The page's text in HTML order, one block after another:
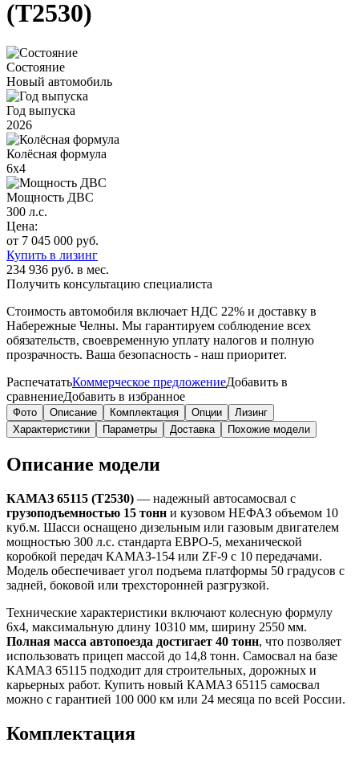
(Т2530)
Состояние
Новый автомобиль
Год выпуска
2026
Колёсная формула
6х4
Мощность ДВС
300 л.с.
Цена:
от 7 045 000 руб.
Купить в лизинг
234 936 руб. в мес.
Получить консультацию специалиста
Стоимость автомобиля включает НДС 22% и доставку в
Набережные Челны. Мы гарантируем соблюдение всех
обязательств, своевременную уплату налогов и полную
прозрачность. Ваша безопасность - наш приоритет.
РаспечататьКоммерческое предложениеДобавить в
сравнениеДобавить в избранное
Фото Описание Комплектация Опции
Лизинг
Характеристики
Параметры Доставка Похожие модели
Описание модели
КАМАЗ 65115 (Т2530) — надежный автосамосвал с
грузоподъемностью 15 тонн и кузовом НЕФАЗ объемом 10
куб.м. Шасси оснащено дизельным или газовым двигателем
мощностью 300 л.с. стандарта ЕВРО-5, механической
коробкой передач КАМАЗ-154 или ZF-9 с 10 передачами.
Модель обеспечивает угол подъема платформы 50 градусов с
задней, боковой или трехсторонней разгрузкой.
Технические характеристики включают колесную формулу
6х4, максимальную длину 10310 мм, ширину 2550 мм.
Полная масса автопоезда достигает 40 тонн, что позволяет
использовать прицеп массой до 14,8 тонн. Самосвал на базе
КАМАЗ 65115 подходит для строительных, дорожных и
карьерных работ. Купить новый КАМАЗ 65115 самосвал
можно с гарантией 100 000 км или 24 месяца по всей России.
Комплектация